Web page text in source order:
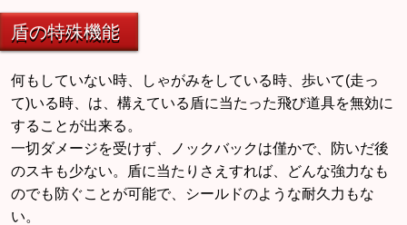
盾の特殊機能
何もしていない時、しゃがみをしている時、歩いて(走っ
て)いる時、は、構えている盾に当たった飛び道具を無効に
することが出来る。
一切ダメージを受けず、ノックバックは僅かで、防いだ後
のスキも少ない。盾に当たりさえすれば、どんな強力なも
のでも防ぐことが可能で、シールドのような耐久力もな
い。